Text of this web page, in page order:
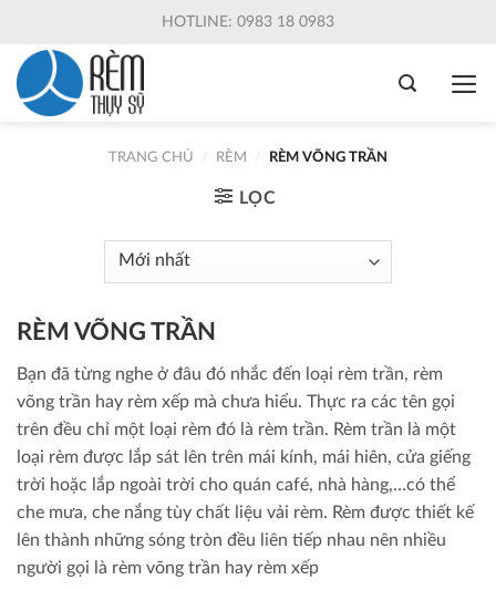
content
HOTLINE: 0983 18 0983
TRANG CHỦ RÈM RÈM VÕNG TRẦN
LỌC
RÈM VÕNG TRẦN
Bạn đã từng nghe ở đâu đó nhắc đến loại rèm trần, rèm
võng trần hay rèm xếp mà chưa hiểu. Thực ra các tên gọi
trên đều chỉ một loại rèm đó là rèm trần. Rèm trần là một
loại rèm được lắp sát lên trên mái kính, mái hiên, cửa giếng
trời hoặc lắp ngoài trời cho quán café, nhà hàng,…có thể
che mưa, che nắng tùy chất liệu vải rèm. Rèm được thiết kế
lên thành những sóng tròn đều liên tiếp nhau nên nhiều
người gọi là rèm võng trần hay rèm xếp